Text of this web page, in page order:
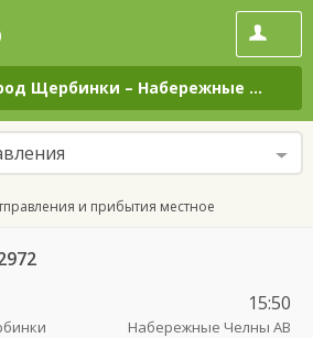
Щербинки – Набережные Челны АВ
и прибытия местное
15:50
Набережные Челны АВ